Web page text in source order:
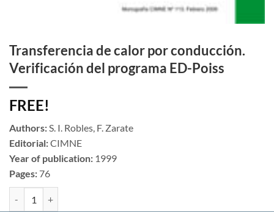
Transferencia de calor por conducción.
Verificación del programa ED-Poiss
FREE!
Authors:S. I. Robles, F. Zarate
Editorial:CIMNE
Year of publication: 1999
Pages: 76